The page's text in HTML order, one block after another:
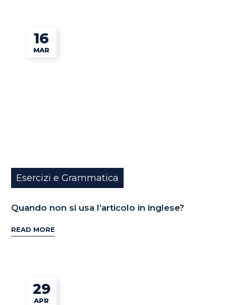
16
MAR
Esercizi e Grammatica
Quando non si usa l’articolo in inglese?
READ MORE
29
APR